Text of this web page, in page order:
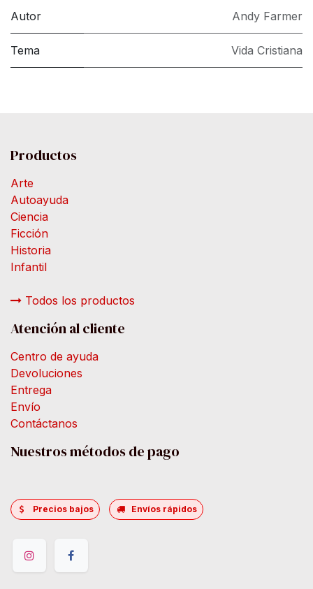
Autor Andy Farmer
Tema Vida Cristiana
Productos
Arte
Autoayuda
Ciencia
Ficción
Historia
Infantil
Todos los productos
Atención al cliente
Centro de ayuda
Devoluciones
Entrega
Envío
Contáctanos
Nuestros métodos de pago
Precios bajos Envíos rápidos